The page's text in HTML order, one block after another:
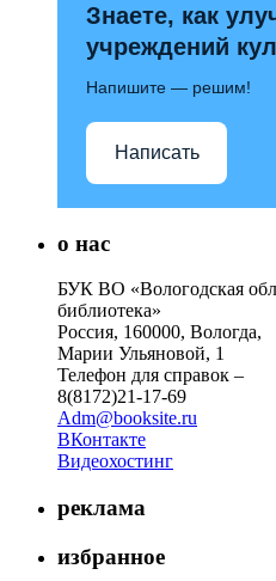
Знаете, как
учреждений
Напишите — решим!
Написать
о нас
БУК ВО «Вологодская
библиотека»
Россия, 160000, Вологда,
Марии Ульяновой, 1
Телефон для справок –
8(8172)21-17-69
Adm@booksite.ru
ВКонтакте
Видеохостинг
реклама
избранное